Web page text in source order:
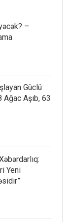
–
Güclü
Aşıb, 63
Yeni